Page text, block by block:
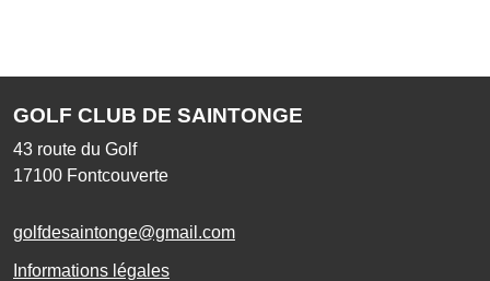
GOLF CLUB DE SAINTONGE
43 route du Golf
17100 Fontcouverte
golfdesaintonge@gmail.com
Informations légales